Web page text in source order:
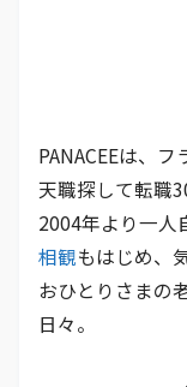
PANACEEは、
天職探して転職
2004年より一人
相観もはじめ、
おひとりさまの
日々。